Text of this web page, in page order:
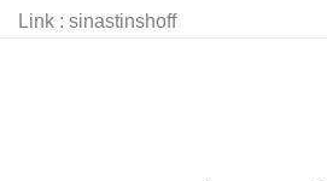
Link : sinastinshoff